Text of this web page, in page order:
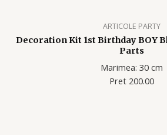
ARTICOLE PARTY
Decoration Kit 1st Birthday BOY
Parts
Marimea: 30 cm
Pret 200.00